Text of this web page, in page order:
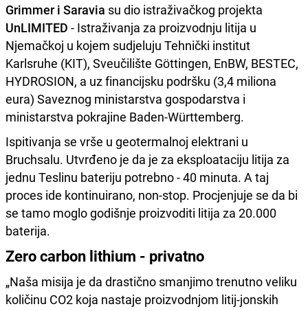
Grimmer i Saravia su dio istraživačkog projekta
UnLIMITED - Istraživanja za proizvodnju litija u
Njemačkoj u kojem sudjeluju Tehnički institut
Karlsruhe (KIT), Sveučilište Göttingen, EnBW, BESTEC,
HYDROSION, a uz financijsku podršku (3,4 miliona
eura) Saveznog ministarstva gospodarstva i
ministarstva pokrajine Baden-Württemberg.
Ispitivanja se vrše u geotermalnoj elektrani u
Bruchsalu. Utvrđeno je da je za eksploataciju litija za
jednu Teslinu bateriju potrebno - 40 minuta. A taj
proces ide kontinuirano, non-stop. Procjenjuje se da bi
se tamo moglo godišnje proizvoditi litija za 20.000
baterija.
Zero carbon lithium - privatno
„Naša misija je da drastično smanjimo trenutno veliku
količinu CO2 koja nastaje proizvodnjom litij-jonskih